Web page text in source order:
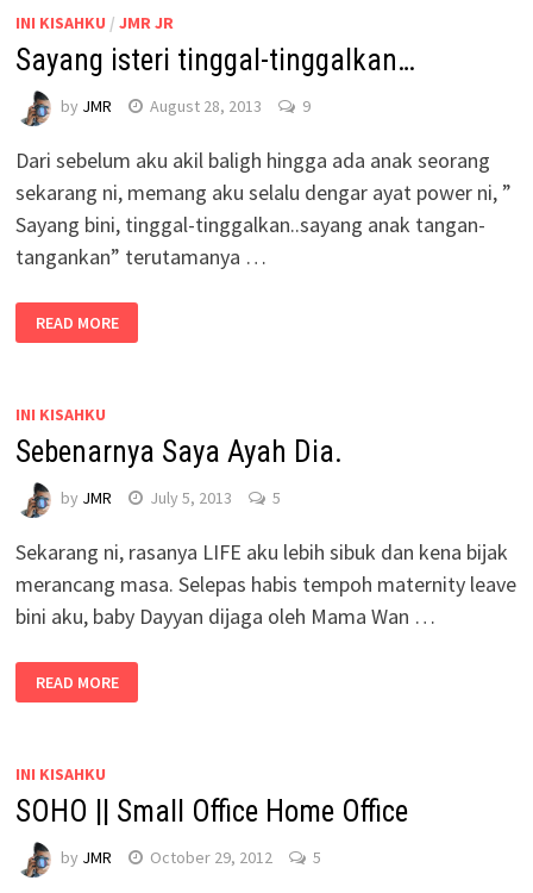
INI KISAHKU / JMR JR
Sayang isteri tinggal-tinggalkan…
by JMR August 28, 2013 9
Dari sebelum aku akil baligh hingga ada anak seorang
sekarang ni, memang aku selalu dengar ayat power ni, ”
Sayang bini, tinggal-tinggalkan..sayang anak tangan-
tangankan” terutamanya …
READ MORE
INI KISAHKU
Sebenarnya Saya Ayah Dia.
by JMR July 5, 2013 5
Sekarang ni, rasanya LIFE aku lebih sibuk dan kena bijak
merancang masa. Selepas habis tempoh maternity leave
bini aku, baby Dayyan dijaga oleh Mama Wan …
READ MORE
INI KISAHKU
SOHO || Small Office Home Office
by JMR October 29, 2012 5